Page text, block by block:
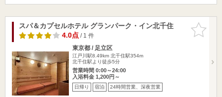
お気に入
りに追加
スパ＆カプセルホテル グランパーク・イン北千住
4.0点/ 1 件
東京都 / 足立区
江戸川駅8.49km 北千住駅354m
北千住駅より徒歩5分
営業時間 0:00～24:00
入浴料金 1,200円～
日帰り 宿泊 24時間営業、深夜営業